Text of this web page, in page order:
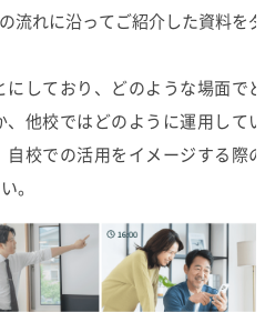
流れに沿ってご紹介した資料をダ
しており、どのような場面でど
他校ではどのように運用してい
校での活用をイメージする際の
。